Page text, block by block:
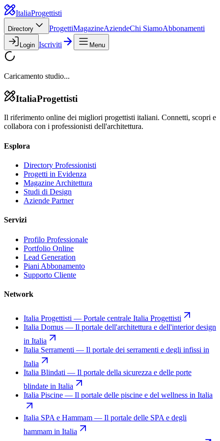
ItaliaProgettisti
Directory ProgettiMagazineAziendeChi SiamoAbbonamenti
Login Iscriviti Menu
Caricamento studio...
ItaliaProgettisti
Il riferimento online dei migliori progettisti italiani. Connetti, scopri e
collabora con i professionisti dell'architettura.
Esplora
Directory Professionisti
Progetti in Evidenza
Magazine Architettura
Studi di Design
Aziende Partner
Servizi
Profilo Professionale
Portfolio Online
Lead Generation
Piani Abbonamento
Supporto Cliente
Network
Italia Progettisti — Portale centrale Italia Progettisti
Italia Domus — Il portale dell'architettura e dell'interior design
in Italia
Italia Serramenti — Il portale dei serramenti e degli infissi in
Italia
Italia Blindati — Il portale della sicurezza e delle porte
blindate in Italia
Italia Piscine — Il portale delle piscine e del wellness in Italia
Italia SPA e Hammam — Il portale delle SPA e degli
hammam in Italia